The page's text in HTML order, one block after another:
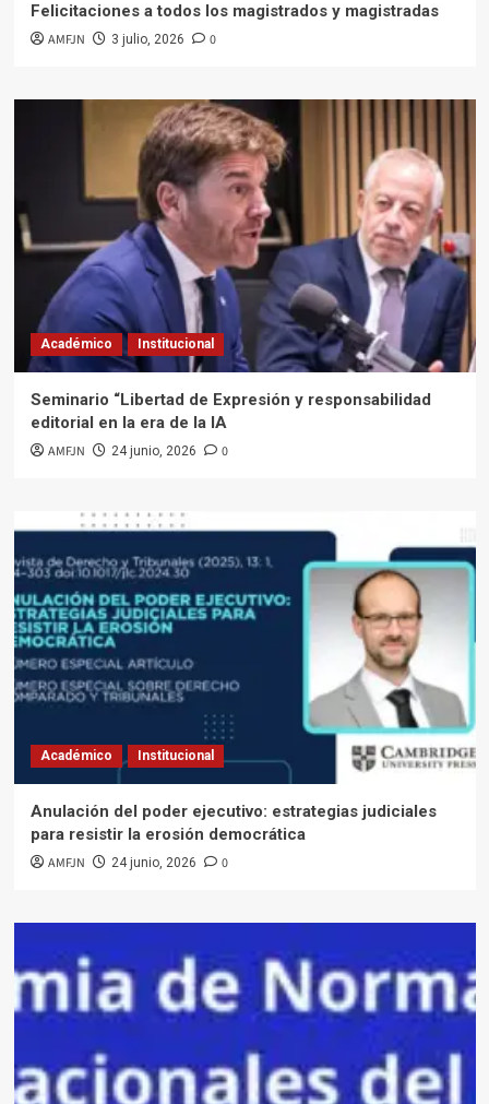
Felicitaciones a todos los magistrados y magistradas
AMFJN 3 julio, 2026 0
Académico Institucional
Seminario “Libertad de Expresión y responsabilidad
editorial en la era de la IA
AMFJN 24 junio, 2026 0
Académico Institucional
Anulación del poder ejecutivo: estrategias judiciales
para resistir la erosión democrática
AMFJN 24 junio, 2026 0